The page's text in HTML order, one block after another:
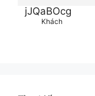
jJQaBOcg
Khách